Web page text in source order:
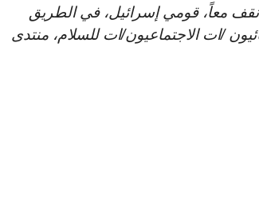
معاً، قومي إسرائيل، في الطريق
/ات الاجتماعيون/ات للسلام، منتدى